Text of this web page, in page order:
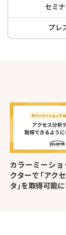
セミ
プレ
カラーミーシ
クターで「アク
タ」を取得可能